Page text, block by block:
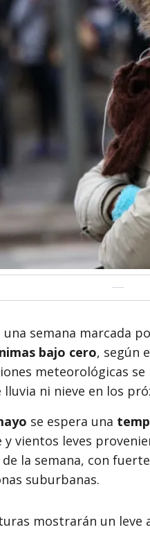
una semana marcada
bajo cero, según
meteorológicas
ni nieve en los
se espera una
y vientos leves
la semana, con
suburbanas.
mostrarán un leve